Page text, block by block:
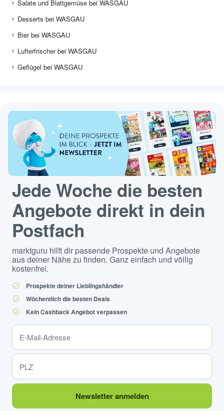
Salate und Blattgemüse bei WASGAU
Desserts bei WASGAU
Bier bei WASGAU
Lufterfrischer bei WASGAU
Geflügel bei WASGAU
Jede Woche die besten
Angebote direkt in dein
Postfach
marktguru hilft dir passende Prospekte und Angebote
aus deiner Nähe zu finden. Ganz einfach und völlig
kostenfrei.
Prospekte deiner Lieblingshändler
Wöchentlich die besten Deals
Kein Cashback Angebot verpassen
Newsletter anmelden